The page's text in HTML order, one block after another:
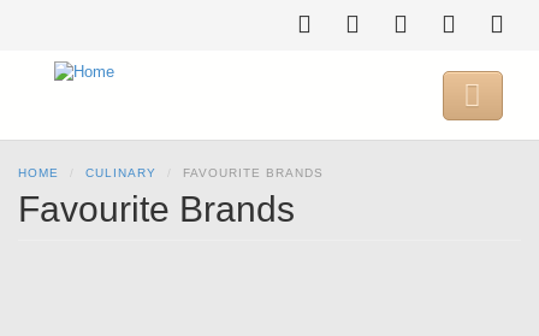

HOME CULINARY FAVOURITE BRANDS
Favourite Brands